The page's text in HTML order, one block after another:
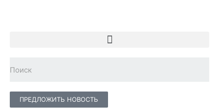
ПРЕДЛОЖИТЬ НОВОСТЬ